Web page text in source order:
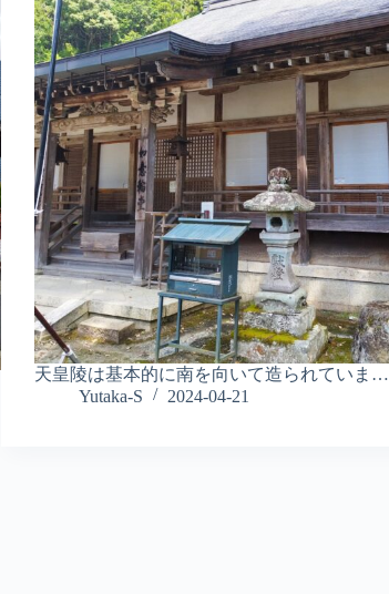
天皇陵は基本的に南を向いて造られていま…
Yutaka-S
2024-04-21